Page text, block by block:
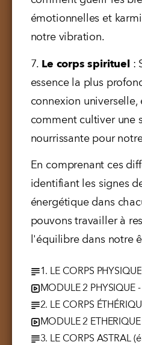
émotionnelles et
notre vibration.
7. Le corps spirituel
:
essence la plus
connexion
comment cultiver une
nourrissante pour
En comprenant ces
identifiant les signes
énergétique dans
pouvons travailler à
l'équilibre dans notre
1. LE CORPS PHYSIQUE
2. LE CORPS
3. LE CORPS ASTRAL